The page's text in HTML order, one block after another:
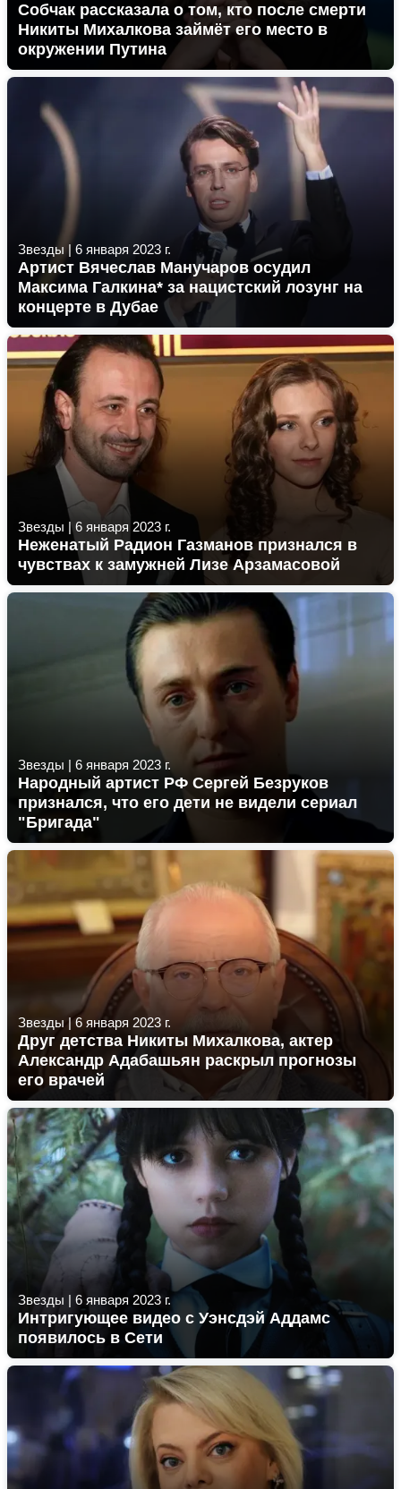
Собчак рассказала о том, кто после смерти
Никиты Михалкова займёт его место в
окружении Путина
Звезды | 6 января 2023 г.
Артист Вячеслав Манучаров осудил
Максима Галкина* за нацистский лозунг на
концерте в Дубае
Звезды |6 января 2023 г.
Неженатый Радион Газманов признался в
чувствах к замужней Лизе Арзамасовой
Звезды | 6 января 2023 г.
Народный артист РФ Сергей Безруков
признался, что его дети не видели сериал
"Бригада"
Звезды | 6 января 2023 г.
Друг детства Никиты Михалкова, актер
Александр Адабашьян раскрыл прогнозы
его врачей
Звезды | 6 января 2023 г.
Интригующее видео с Уэнсдэй Аддамс
появилось в Сети